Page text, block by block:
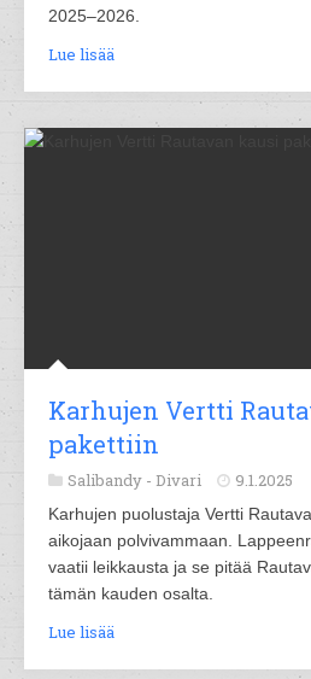
2025–2026.
Lue lisää
Karhujen Vertti
pakettiin
Salibandy - Divari 9.1.2025
Karhujen puolustaja Vertti
aikojaan polvivammaan.
vaatii leikkausta ja se pitää
tämän kauden osalta.
Lue lisää